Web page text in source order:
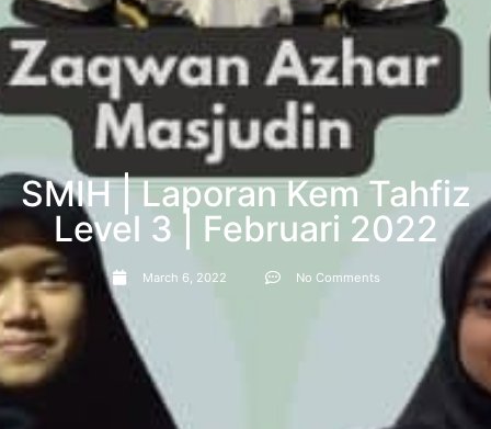
SMIH | Laporan Kem Tahfiz
Level 3 | Februari 2022
March 6, 2022 No Comments